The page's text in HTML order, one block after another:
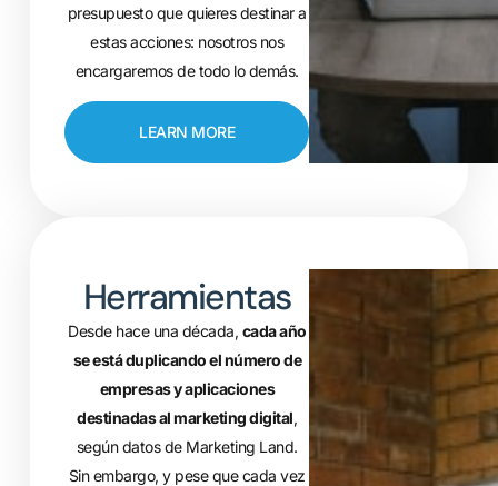
presupuesto que quieres destinar a
estas acciones: nosotros nos
encargaremos de todo lo demás.
LEARN MORE
Herramientas
Desde hace una década, cada año
se está duplicando el número de
empresas y aplicaciones
destinadas al marketing digital,
según datos de Marketing Land.
Sin embargo, y pese que cada vez